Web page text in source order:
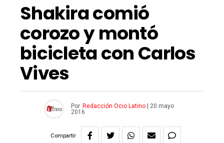
Shakira comió
corozo y montó
bicicleta con Carlos
Vives
Por Redacción Ocio Latino|
20 mayo
2016
Compartir